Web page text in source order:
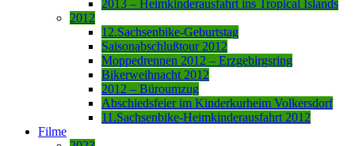
2013 – Heimkinderausfahrt ins Tropical Islands
2012
12.Sachsenbike-Geburtstag
Saisonabschlußtour 2012
Moppedrennen 2012 – Erzgebirgsring
Bikerweihnacht 2012
2012 – Büroumzug
Abschiedsfeier im Kinderkurheim Volkersdorf
11.Sachsenbike-Heimkinderausfahrt 2012
Filme